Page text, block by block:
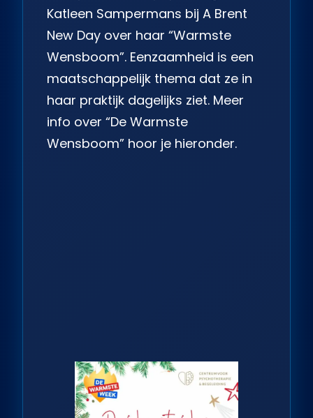
Katleen Sampermans bij A Brent
New Day over haar “Warmste
Wensboom”. Eenzaamheid is een
maatschappelijk thema dat ze in
haar praktijk dagelijks ziet. Meer
info over “De Warmste
Wensboom” hoor je hieronder.